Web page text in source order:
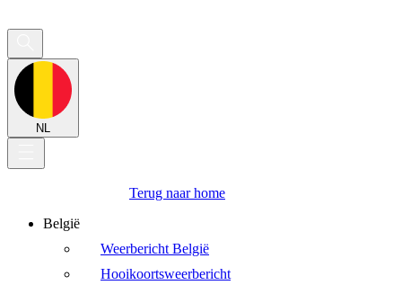
NL
Terug naar home
België
Weerbericht België
Hooikoortsweerbericht